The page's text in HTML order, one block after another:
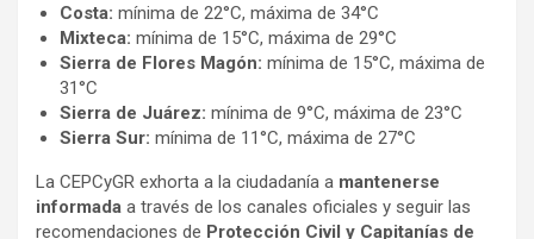
Costa: mínima de 22°C, máxima de 34°C
Mixteca: mínima de 15°C, máxima de 29°C
Sierra de Flores Magón: mínima de 15°C, máxima de
31°C
Sierra de Juárez: mínima de 9°C, máxima de 23°C
Sierra Sur: mínima de 11°C, máxima de 27°C
La CEPCyGR exhorta a la ciudadanía a mantenerse
informada a través de los canales oficiales y seguir las
recomendaciones de Protección Civil y Capitanías de